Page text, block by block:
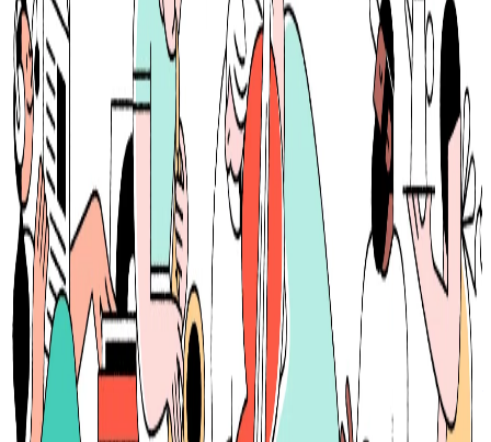
月給 23万円〜40万円
正社員 ジュニア ミドル 組織立ち上げ（2〜5人）
気になる 詳細を見る
レイターステージ
note株式会社
プロダクト
note
概要
noteは、個人や企業がテキスト、画像、音声、動画などの
コンテンツを作成・発行・販売できるプラットフォームで
す。クリエイターが自分の作品を公開し、読者と直接つなが
ることができます。